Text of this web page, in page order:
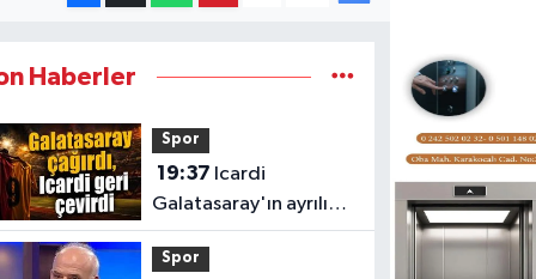
Haberler
Spor
19:37
Galatasaray'ın ayrılık
davetini kabul etmedi
Spor